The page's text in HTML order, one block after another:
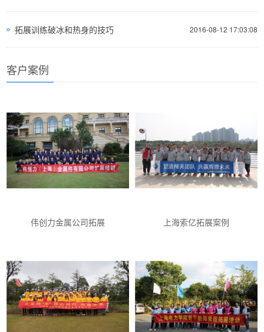
2016-08-12 17:03:08
拓展训练破冰和热身的技巧
客户案例
伟创力金属公司拓展 上海索亿拓展案例